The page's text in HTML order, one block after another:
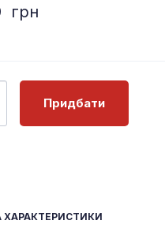
грн
Придбати
ХАРАКТЕРИСТИКИ